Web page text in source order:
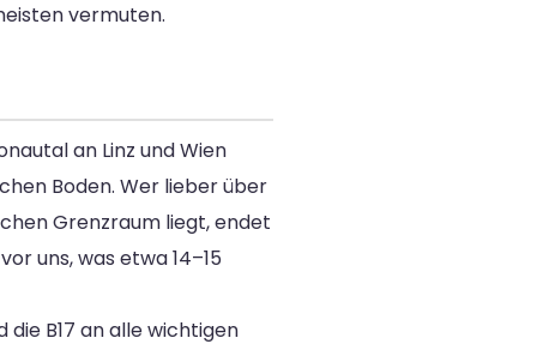
vermuten.
an Linz und Wien
Boden. Wer lieber über
Grenzraum liegt, endet
uns, was etwa 14–15
B17 an alle wichtigen